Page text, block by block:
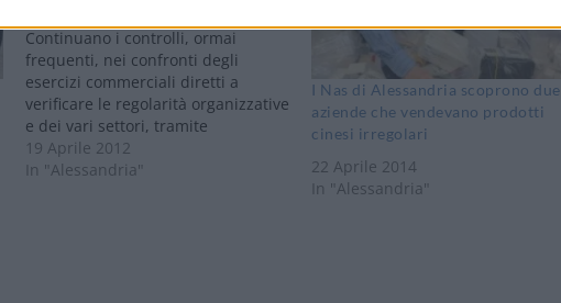
Continuano i controlli, ormai
frequenti, nei confronti degli
esercizi commerciali diretti a
verificare le regolarità organizzative
e dei vari settori, tramite
operazioni di attività congiunta
delle Forze dell’Ordine. Infatti,
19 Aprile 2012
In "Alessandria"
I Nas di Alessandria scoprono due
aziende che vendevano prodotti
cinesi irregolari
22 Aprile 2014
In "Alessandria"